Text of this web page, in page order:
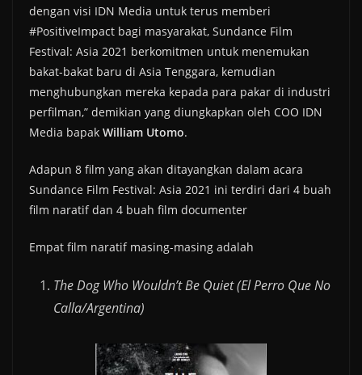
dengan visi IDN Media untuk terus memberi
#PositiveImpact bagi masyarakat, Sundance Film
Festival: Asia 2021 berkomitmen untuk menemukan
bakat-bakat baru di Asia Tenggara, kemudian
menghubungkan mereka kepada para pakar di industri
perfilman,” demikian yang diungkapkan oleh COO IDN
Media bapak William Utomo.
Adapun 8 film yang akan ditayangkan dalam acara
Sundance Film Festival: Asia 2021 ini terdiri dari 4 buah
film naratif dan 4 buah film documenter
Empat film naratif masing-masing adalah
The Dog Who Wouldn’t Be Quiet (El Perro Que No
Calla/Argentina)